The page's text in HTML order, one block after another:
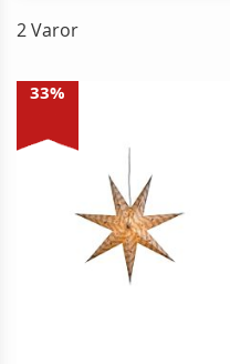
2Varor
33%